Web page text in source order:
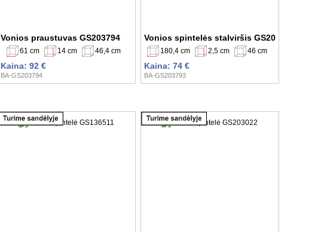
Vonios praustuvas GS203794
61 cm 14 cm 46,4 cm
Kaina: 92 €
BA-GS203794
Vonios spintelės stalviršis GS203793
180,4 cm 2,5 cm 46 cm
Kaina: 74 €
BA-GS203793